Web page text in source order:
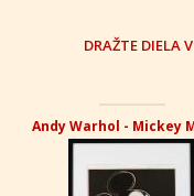
DRAŽTE DIELA
Andy Warhol - Mickey